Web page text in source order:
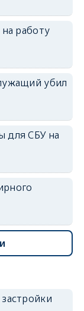
работу
убил
для СБУ на